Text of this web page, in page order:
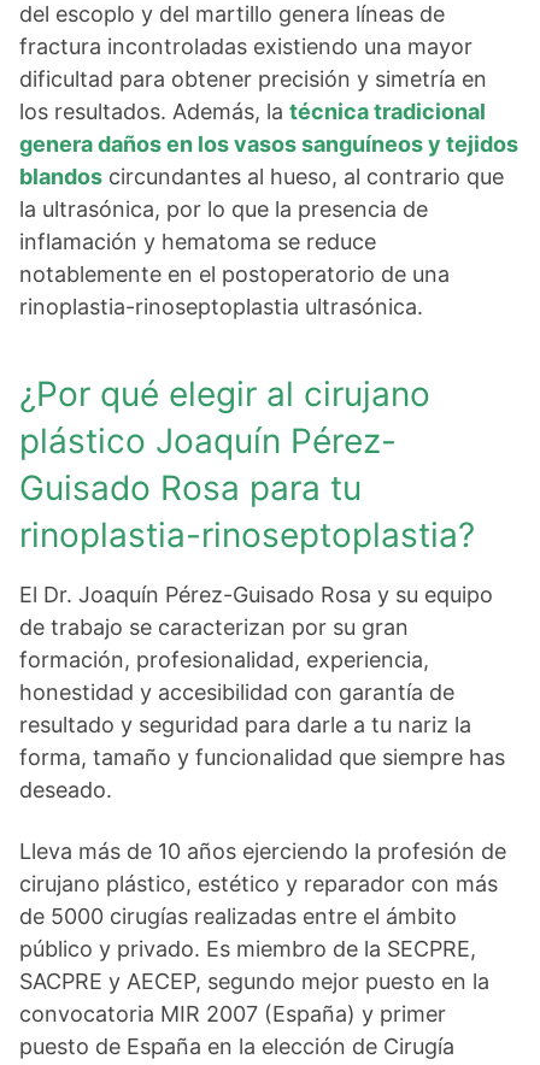
del escoplo y del martillo genera líneas de
fractura incontroladas existiendo una mayor
dificultad para obtener precisión y simetría en
los resultados. Además, la técnica tradicional
genera daños en los vasos sanguíneos y tejidos
blandos circundantes al hueso, al contrario que
la ultrasónica, por lo que la presencia de
inflamación y hematoma se reduce
notablemente en el postoperatorio de una
rinoplastia-rinoseptoplastia ultrasónica.
¿Por qué elegir al cirujano
plástico Joaquín Pérez-
Guisado Rosa para tu
rinoplastia-rinoseptoplastia?
El Dr. Joaquín Pérez-Guisado Rosa y su equipo
de trabajo se caracterizan por su gran
formación, profesionalidad, experiencia,
honestidad y accesibilidad con garantía de
resultado y seguridad para darle a tu nariz la
forma, tamaño y funcionalidad que siempre has
deseado.
Lleva más de 10 años ejerciendo la profesión de
cirujano plástico, estético y reparador con más
de 5000 cirugías realizadas entre el ámbito
público y privado. Es miembro de la SECPRE,
SACPRE y AECEP, segundo mejor puesto en la
convocatoria MIR 2007 (España) y primer
puesto de España en la elección de Cirugía